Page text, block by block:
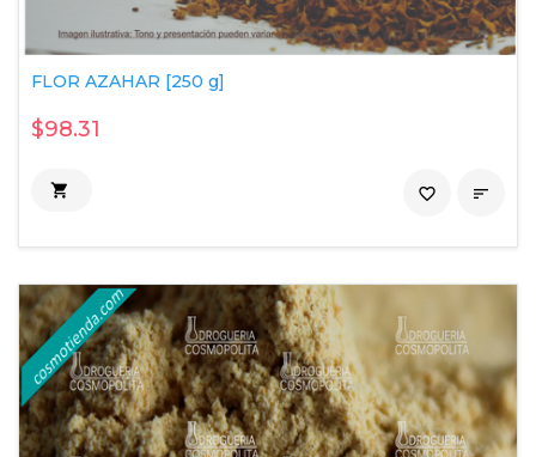
FLOR AZAHAR [250 g]
$98.31
 
favorite_border